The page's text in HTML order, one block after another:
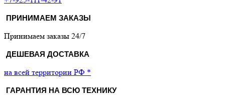
ПРИНИМАЕМ ЗАКАЗЫ
Принимаем заказы 24/7
ДЕШЕВАЯ ДОСТАВКА
на всей территории РФ *
ГАРАНТИЯ НА ВСЮ ТЕХНИКУ